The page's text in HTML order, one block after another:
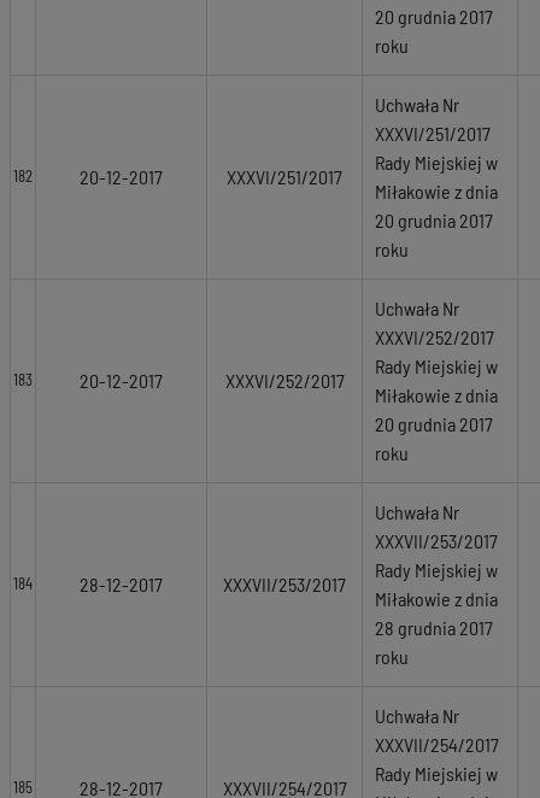
20 grudnia 2017
roku
182 20-12-2017 XXXVI/251/2017
Uchwała Nr
XXXVI/251/2017
Rady Miejskiej w
Miłakowie z dnia
20 grudnia 2017
roku
183 20-12-2017 XXXVI/252/2017
Uchwała Nr
XXXVI/252/2017
Rady Miejskiej w
Miłakowie z dnia
20 grudnia 2017
roku
184 28-12-2017 XXXVII/253/2017
Uchwała Nr
XXXVII/253/2017
Rady Miejskiej w
Miłakowie z dnia
28 grudnia 2017
roku
185 28-12-2017 XXXVII/254/2017
Uchwała Nr
XXXVII/254/2017
Rady Miejskiej w